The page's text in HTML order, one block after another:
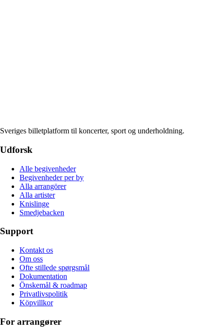
Sveriges billetplatform til koncerter, sport og underholdning.
Udforsk
Alle begivenheder
Begivenheder per by
Alla arrangörer
Alla artister
Knislinge
Smedjebacken
Support
Kontakt os
Om oss
Ofte stillede spørgsmål
Dokumentation
Önskemål & roadmap
Privatlivspolitik
Köpvillkor
For arrangører